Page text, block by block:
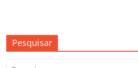
Pesquisar